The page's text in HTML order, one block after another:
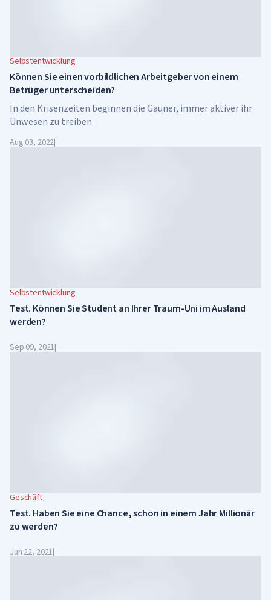
Selbstentwicklung
Können Sie einen vorbildlichen Arbeitgeber von einem
Betrüger unterscheiden?
In den Krisenzeiten beginnen die Gauner, immer aktiver ihr
Unwesen zu treiben.
Aug 03, 2022|
Selbstentwicklung
Test. Können Sie Student an Ihrer Traum-Uni im Ausland
werden?
Sep 09, 2021|
Geschäft
Test. Haben Sie eine Chance, schon in einem Jahr Millionär
zu werden?
Jun 22, 2021|